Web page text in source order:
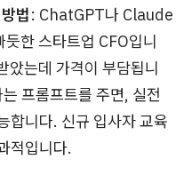
법: ChatGPT나 Claude
한 스타트업 CFO입니
았는데 가격이 부담됩니
프롬프트를 주면, 실전
합니다. 신규 입사자 교육
적입니다.